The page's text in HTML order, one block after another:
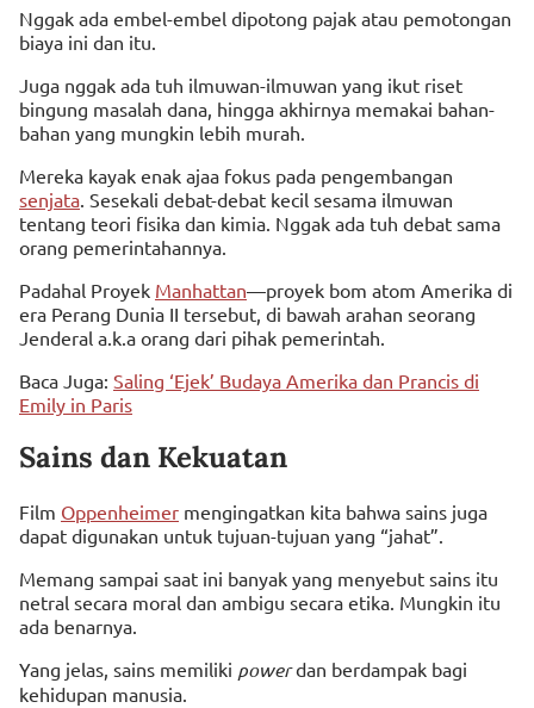
Nggak ada embel-embel dipotong pajak atau pemotongan
biaya ini dan itu.
Juga nggak ada tuh ilmuwan-ilmuwan yang ikut riset
bingung masalah dana, hingga akhirnya memakai bahan-
bahan yang mungkin lebih murah.
Mereka kayak enak ajaa fokus pada pengembangan
senjata . Sesekali debat-debat kecil sesama ilmuwan
tentang teori fisika dan kimia. Nggak ada tuh debat sama
orang pemerintahannya.
Padahal Proyek Manhattan—proyek bom atom Amerika di
era Perang Dunia II tersebut, di bawah arahan seorang
Jenderal a.k.a orang dari pihak pemerintah.
Baca Juga: Saling ‘Ejek’ Budaya Amerika dan Prancis di
Emily in Paris
Sains dan Kekuatan
Film Oppenheimer mengingatkan kita bahwa sains juga
dapat digunakan untuk tujuan-tujuan yang “jahat”.
Memang sampai saat ini banyak yang menyebut sains itu
netral secara moral dan ambigu secara etika. Mungkin itu
ada benarnya.
Yang jelas, sains memiliki powerdan berdampak bagi
kehidupan manusia.